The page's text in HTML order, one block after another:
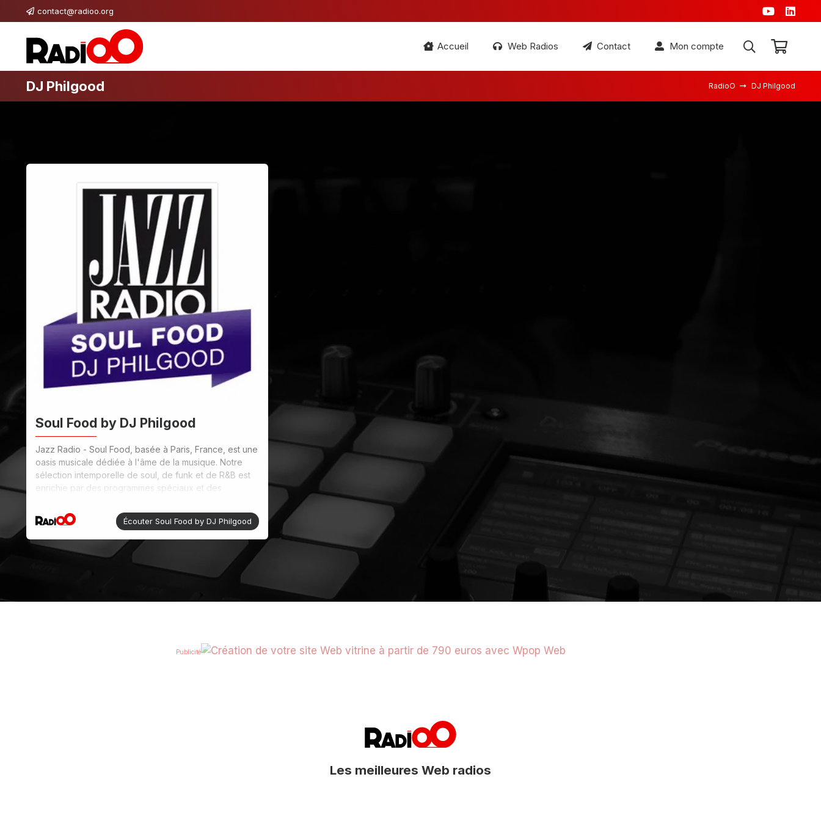
contact@radioo.org
Accueil Web Radios Contact Mon compte
DJ Philgood RadioO DJ Philgood
Soul Food by DJ Philgood
Jazz Radio - Soul Food, basée à Paris, France, est une
oasis musicale dédiée à l'âme de la musique. Notre
sélection intemporelle de soul, de funk et de R&B est
enrichie par des programmes spéciaux et des
qualité supérieure.
Écouter Soul Food by DJ Philgood
Les meilleures Web radios